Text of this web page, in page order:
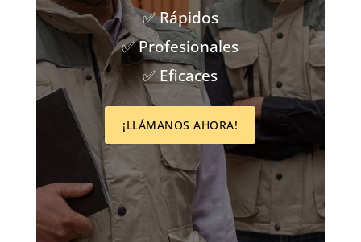
✅ Rápidos
✅ Profesionales
✅ Eficaces
¡LLÁMANOS AHORA!